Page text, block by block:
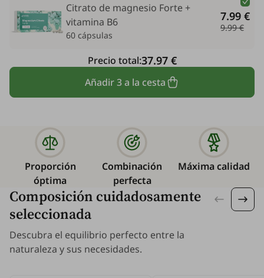
Citrato de magnesio Forte +
vitamina B6
60 cápsulas
7.99 €
9.99 €
Añadir 3 a la cesta
Precio total:37.97 €
Proporción
óptima
Combinación
perfecta
Máxima calidad
Composición cuidadosamente
seleccionada
Descubra el equilibrio perfecto entre la
naturaleza y sus necesidades.